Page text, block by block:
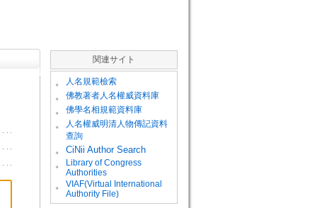
関連サイト
。 人名規範檢索
。 佛教著者人名權威資料庫
。 佛學名相規範資料庫
。
人名權威明清人物傳記資料
查詢
。
CiNii Author Search
。
Library of Congress
Authorities
。
VIAF(Virtual International
Authority File)